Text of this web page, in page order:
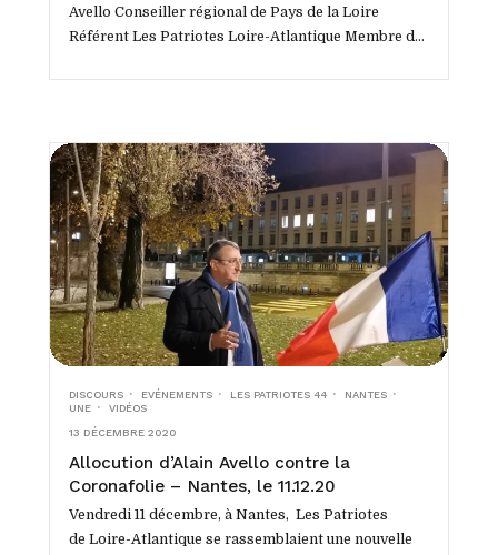
Avello Conseiller régional de Pays de la Loire
Référent Les Patriotes Loire-Atlantique Membre de
DISCOURS EVÉNEMENTS LES PATRIOTES 44
NANTES
UNE
VIDÉOS
13 DÉCEMBRE 2020
Allocution d’Alain Avello contre la
Coronafolie – Nantes, le 11.12.20
Vendredi 11 décembre, à Nantes, Les Patriotes
de Loire-Atlantique se rassemblaient une nouvelle